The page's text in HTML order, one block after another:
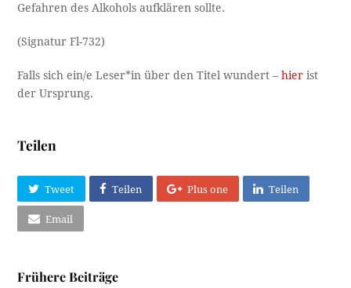
Gefahren des Alkohols aufklären sollte.
(Signatur Fl-732)
Falls sich ein/e Leser*in über den Titel wundert –hier ist
der Ursprung.
Teilen
Tweet Teilen Plus one Teilen
Email
Frühere Beiträge